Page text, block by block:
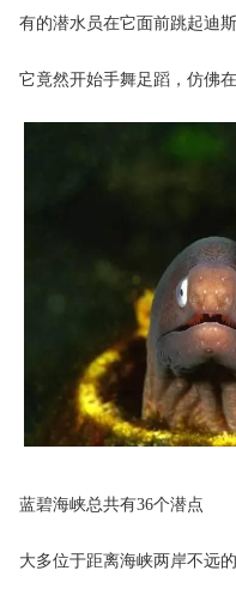
有的潜水员在它面前跳起迪
它竟然开始手舞足蹈，仿佛
蓝碧海峡总共有36个潜点
大多位于距离海峡两岸不远